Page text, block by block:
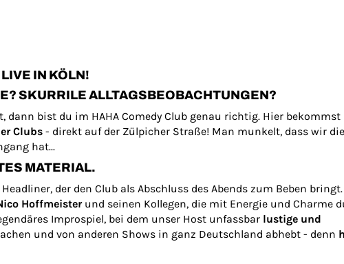
IN KÖLN!
SKURRILE ALLTAGSBEOBACHTUNGEN?
bist du im HAHA Comedy Club genau richtig. Hier bekommst
Clubs - direkt auf der Zülpicher Straße! Man munkelt, dass wir die
hat...
MATERIAL.
der den Club als Abschluss des Abends zum Beben bringt.
Hoffmeister und seinen Kollegen, die mit Energie und Charme
Improspiel, bei dem unser Host unfassbar lustige und
und von anderen Shows in ganz Deutschland abhebt - denn